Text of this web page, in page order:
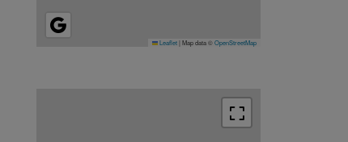
Leaflet | Map data ©OpenStreetMap